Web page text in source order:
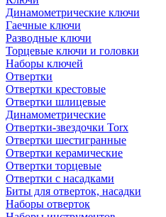
Динамометрические ключи
Гаечные ключи
Разводные ключи
Торцевые ключи и головки
Наборы ключей
Отвертки
Отвертки крестовые
Отвертки шлицевые
Динамометрические
Отвертки-звездочки Torx
Отвертки шестигранные
Отвертки керамические
Отвертки торцевые
Отвертки с насадками
Биты для отверток, насадки
Наборы отверток